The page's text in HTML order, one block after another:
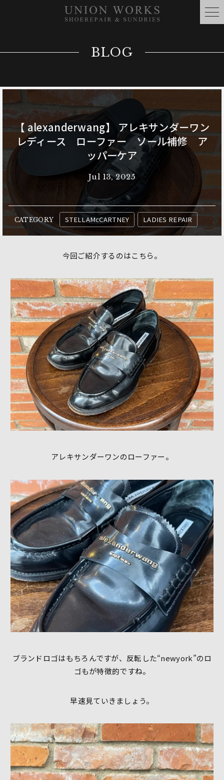
BLOG
【 alexanderwang】 アレキサンダーワン
レディース ローファー ソール補修 ア
ッパーケア
Jul 13, 2025
CATEGORY STELLAMcCARTNEY LADIES REPAIR
今回ご紹介するのはこちら。
アレキサンダーワンのローファー。
ブランドロゴはもちろんですが、反転した“newyork”のロ
ゴもが特徴的ですね。
早速見ていきましょう。